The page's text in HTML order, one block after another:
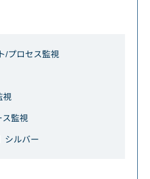
/プロセス監視
視
ス監視
シルバー